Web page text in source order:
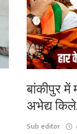
बांकीपुर
अभेद्य
Sub editor